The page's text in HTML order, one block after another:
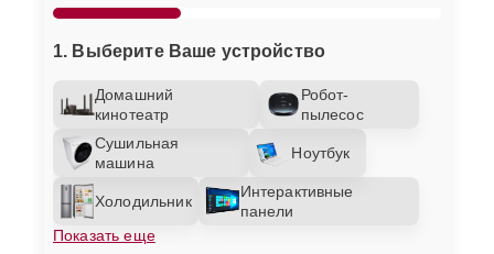
1. Выберите Ваше устройство
Домашний
кинотеатр
Робот-
пылесос
Сушильная
машина
Ноутбук
Холодильник
Интерактивные
панели
Показать еще